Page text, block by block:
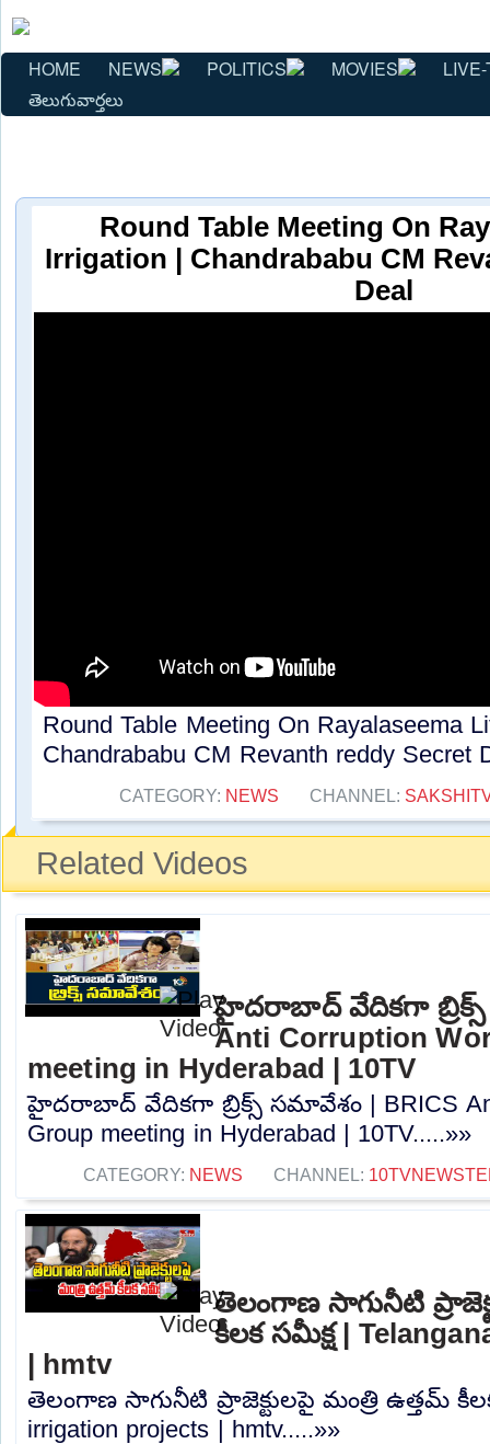
HOME NEWS POLITICS MOVIES
తెలుగువార్తలు
Round Table Meeting On
Irrigation | Chandrababu CM
Deal
Round Table Meeting On Rayalaseema
Chandrababu CM Revanth reddy Secret
CATEGORY: NEWS CHANNEL:
Related Videos
హైదరాబాద్ వేదికగా బ్రిక్స్
Anti Corruption
meeting in Hyderabad | 10TV
హైదరాబాద్ వేదికగా బ్రిక్స్ సమావేశం | BRICS
Group meeting in Hyderabad | 10TV.....»»
CATEGORY: NEWS CHANNEL:
తెలంగాణ సాగునీటి
కీలక సమీక్ష |
| hmtv
తెలంగాణ సాగునీటి ప్రాజెక్టులపై మంత్రి ఉత్తమ్
irrigation projects | hmtv.....»»